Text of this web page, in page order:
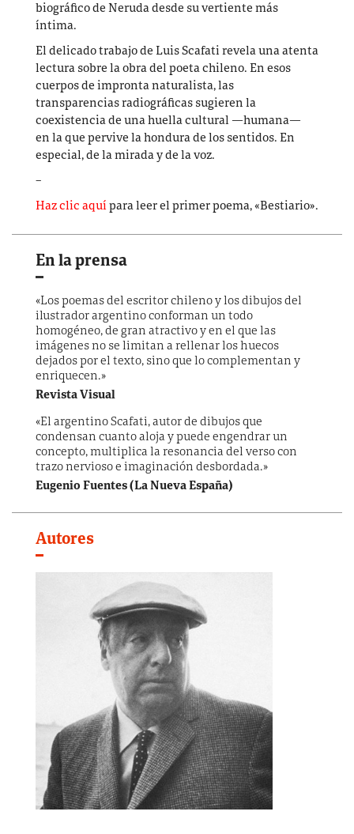
biográfico de Neruda desde su vertiente más
íntima.
El delicado trabajo de Luis Scafati revela una atenta
lectura sobre la obra del poeta chileno. En esos
cuerpos de impronta naturalista, las
transparencias radiográficas sugieren la
coexistencia de una huella cultural —humana—
en la que pervive la hondura de los sentidos. En
especial, de la mirada y de la voz.
–
Haz clic aquípara leer el primer poema, «Bestiario».
En la prensa
«Los poemas del escritor chileno y los dibujos del
ilustrador argentino conforman un todo
homogéneo, de gran atractivo y en el que las
imágenes no se limitan a rellenar los huecos
dejados por el texto, sino que lo complementan y
enriquecen.»
Revista Visual
«El argentino Scafati, autor de dibujos que
condensan cuanto aloja y puede engendrar un
concepto, multiplica la resonancia del verso con
trazo nervioso e imaginación desbordada.»
Eugenio Fuentes (La Nueva España)
Autores